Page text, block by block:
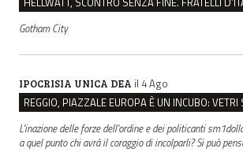
Gotham City
IPOCRISIA UNICA DEA il 4 Ago
L'inazione delle forze dell'ordine e dei politicanti
a quel punto chi avrà il coraggio di incolparli? Si può